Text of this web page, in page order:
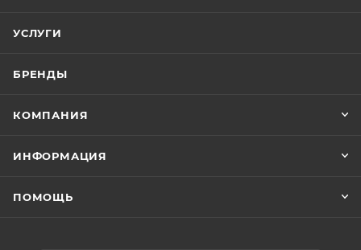
УСЛУГИ
БРЕНДЫ
КОМПАНИЯ
ИНФОРМАЦИЯ
ПОМОЩЬ